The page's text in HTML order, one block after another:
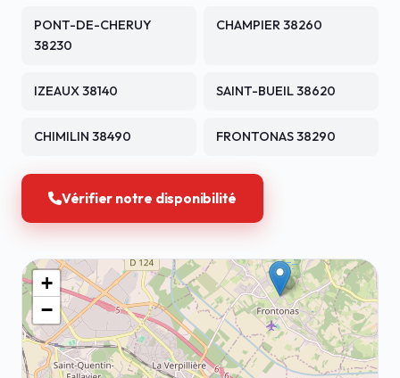
PONT-DE-CHERUY
38230
CHAMPIER 38260
IZEAUX 38140 SAINT-BUEIL 38620
CHIMILIN 38490 FRONTONAS 38290
Vérifier notre disponibilité
+
−